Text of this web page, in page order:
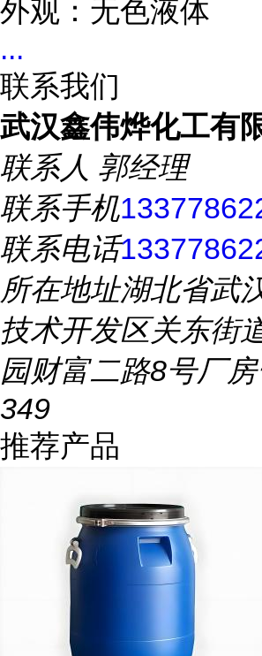
外观：无色液体
...
联系我们
武汉鑫伟烨化工有
联系人 郭经理
联系手机
联系电话
所在地址湖北省武
技术开发区关东街
园财富二路8号厂
349
推荐产品